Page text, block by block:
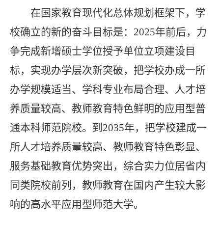
在国家教育现代化总体规划框架下，学
校确立的新的奋斗目标是： 2025年前后，力
争完成新增硕士学位授予单位立项建设目
标，实现办学层次新突破，把学校办成一所
办学规模适当、学科专业布局合理、人才培
养质量较高、教师教育特色鲜明的应用型普
通本科师范院校。到 2035年，把学校建成一
所人才培养质量较高、教师教育特色彰显、
服务基础教育优势突出，综合实力位居省内
同类院校前列，教师教育在国内产生较大影
响的高水平应用型师范大学。